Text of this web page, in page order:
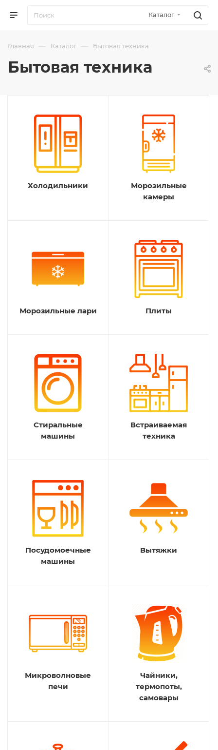
Каталог
Главная — Каталог — Бытовая техника
Бытовая техника
Холодильники
Морозильные
камеры
Морозильные лари Плиты
Стиральные
машины
Встраиваемая
техника
Посудомоечные
машины
Вытяжки
Микроволновые
печи
Чайники,
термопоты,
самовары